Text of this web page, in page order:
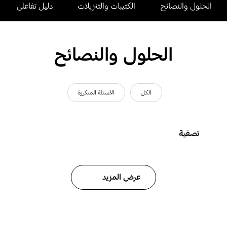
الحلول والنصائح الكتيبات والتنزيلات دليل تفاعلى
الحلول والنصائح
الكل الأسئلة المتكررة
تصفية
عرض المزيد